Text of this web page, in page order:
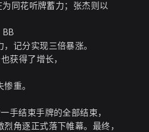
同花听牌蓄力；张杰则以
BB
记分实现三倍暴涨。
获得了增长，
重。
手结束手牌的全部结束，
角逐正式落下帷幕。最终，